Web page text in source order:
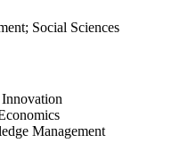
Social Sciences
Management